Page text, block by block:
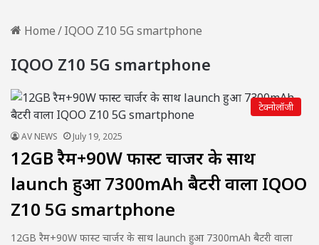
Home/IQOO Z10 5G smartphone
IQOO Z10 5G smartphone
टेक्नोलॉजी
AV NEWS July 19, 2025
12GB रैम+90W फास्ट चार्जर के साथ
launch हुआ 7300mAh बैटरी वाला IQOO
Z10 5G smartphone
12GB रैम+90W फास्ट चार्जर के साथ launch हुआ 7300mAh बैटरी वाला